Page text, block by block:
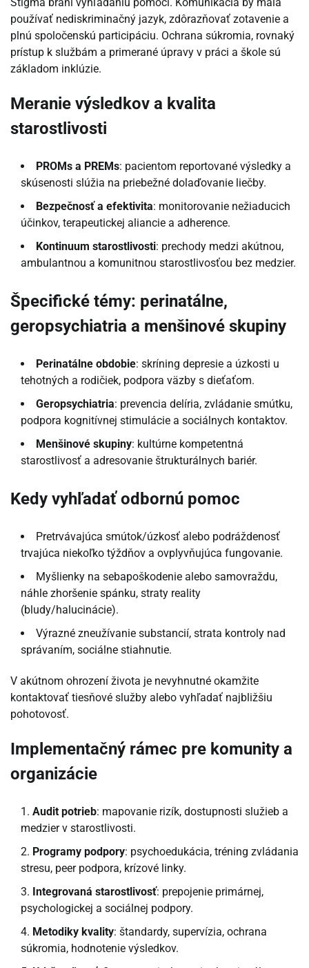
Stigma bráni vyhľadaniu pomoci. Komunikácia by mala
používať nediskriminačný jazyk, zdôrazňovať zotavenie a
plnú spoločenskú participáciu. Ochrana súkromia, rovnaký
prístup k službám a primerané úpravy v práci a škole sú
základom inklúzie.
Meranie výsledkov a kvalita
starostlivosti
PROMs a PREMs: pacientom reportované výsledky a
skúsenosti slúžia na priebežné dolaďovanie liečby.
Bezpečnosť a efektivita: monitorovanie nežiaducich
účinkov, terapeutickej aliancie a adherence.
Kontinuum starostlivosti: prechody medzi akútnou,
ambulantnou a komunitnou starostlivosťou bez medzier.
Špecifické témy: perinatálne,
geropsychiatria a menšinové skupiny
Perinatálne obdobie: skríning depresie a úzkosti u
tehotných a rodičiek, podpora väzby s dieťaťom.
Geropsychiatria: prevencia delíria, zvládanie smútku,
podpora kognitívnej stimulácie a sociálnych kontaktov.
Menšinové skupiny: kultúrne kompetentná
starostlivosť a adresovanie štrukturálnych bariér.
Kedy vyhľadať odbornú pomoc
Pretrvávajúca smútok/úzkosť alebo podráždenosť
trvajúca niekoľko týždňov a ovplyvňujúca fungovanie.
Myšlienky na sebapoškodenie alebo samovraždu,
náhle zhoršenie spánku, straty reality
(bludy/halucinácie).
Výrazné zneužívanie substancií, strata kontroly nad
správaním, sociálne stiahnutie.
V akútnom ohrození života je nevyhnutné okamžite
kontaktovať tiesňové služby alebo vyhľadať najbližšiu
pohotovosť.
Implementačný rámec pre komunity a
organizácie
Audit potrieb: mapovanie rizík, dostupnosti služieb a
medzier v starostlivosti.
Programy podpory: psychoedukácia, tréning zvládania
stresu, peer podpora, krízové linky.
Integrovaná starostlivosť: prepojenie primárnej,
psychologickej a sociálnej podpory.
Metodiky kvality: štandardy, supervízia, ochrana
súkromia, hodnotenie výsledkov.